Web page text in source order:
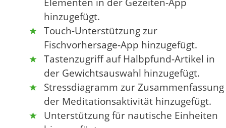
Elementen in der Gezeiten-App
hinzugefügt.
Touch-Unterstützung zur
Fischvorhersage-App hinzugefügt.
Tastenzugriff auf Halbpfund-Artikel in
der Gewichtsauswahl hinzugefügt.
Stressdiagramm zur Zusammenfassung
der Meditationsaktivität hinzugefügt.
Unterstützung für nautische Einheiten